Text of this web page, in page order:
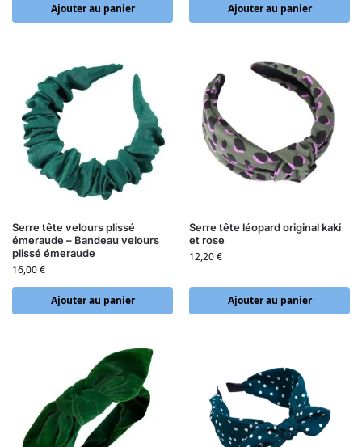
Ajouter au panier Ajouter au panier
Serre tête velours plissé
émeraude – Bandeau velours
plissé émeraude
16,00€
Ajouter au panier
Serre tête léopard original kaki
et rose
12,20€
Ajouter au panier